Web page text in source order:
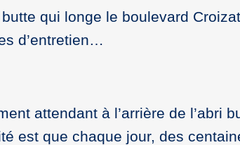
qui longe le boulevard
d’entretien…
attendant à l’arrière de l’abri
est que chaque jour, des